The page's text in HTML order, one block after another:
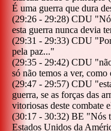
É uma guerra que dura
(29:26 - 29:28) CDU "
esta guerra nunca devia
(29:31 - 29:33) CDU "
pela paz..."
(29:35 - 29:42) CDU "
só não temos a ver, como
(29:47 - 29:57) CDU "
guerra, se as forças das
vitoriosas deste combate
(30:17 - 30:32) BE "Nós
Estados Unidos da